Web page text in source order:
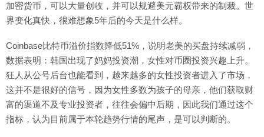
加密货币，可以大量创收，并可以规避美元霸权带来的制裁。世
界变化真快，很难想象5年后的今天是什么样。
Coinbase比特币溢价指数降低51%，说明老美的买盘持续减弱，
数据表明：韩国出现了妈妈投资潮，女性对币圈投资兴趣上升。
狂人从公号后台也能看到，越来越多的女性投资者进入了市场，
这并不是很好的信号，因为女性多数为孩子的母亲，他们获取财
富的渠道不及专业投资者，往往会偏中后期，因此我们通过这个
指标，认为目前属于本轮趋势行情的尾声，是可以判断的。